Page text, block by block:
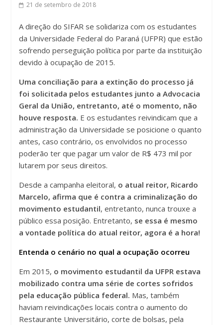
21 de setembro de 2018
A direção do SIFAR se solidariza com os estudantes
da Universidade Federal do Paraná (UFPR) que estão
sofrendo perseguição política por parte da instituição
devido à ocupação de 2015.
Uma conciliação para a extinção do processo já
foi solicitada pelos estudantes junto a Advocacia
Geral da União, entretanto, até o momento, não
houve resposta. E os estudantes reivindicam que a
administração da Universidade se posicione o quanto
antes, caso contrário, os envolvidos no processo
poderão ter que pagar um valor de R$ 473 mil por
lutarem por seus direitos.
Desde a campanha eleitoral, o atual reitor, Ricardo
Marcelo, afirma que é contra a criminalização do
movimento estudantil, entretanto, nunca trouxe a
público essa posição. Entretanto, se essa é mesmo
a vontade política do atual reitor, agora é a hora!
Entenda o cenário no qual a ocupação ocorreu
Em 2015, o movimento estudantil da UFPR estava
mobilizado contra uma série de cortes sofridos
pela educação pública federal. Mas, também
haviam reivindicações locais contra o aumento do
Restaurante Universitário, corte de bolsas, pela